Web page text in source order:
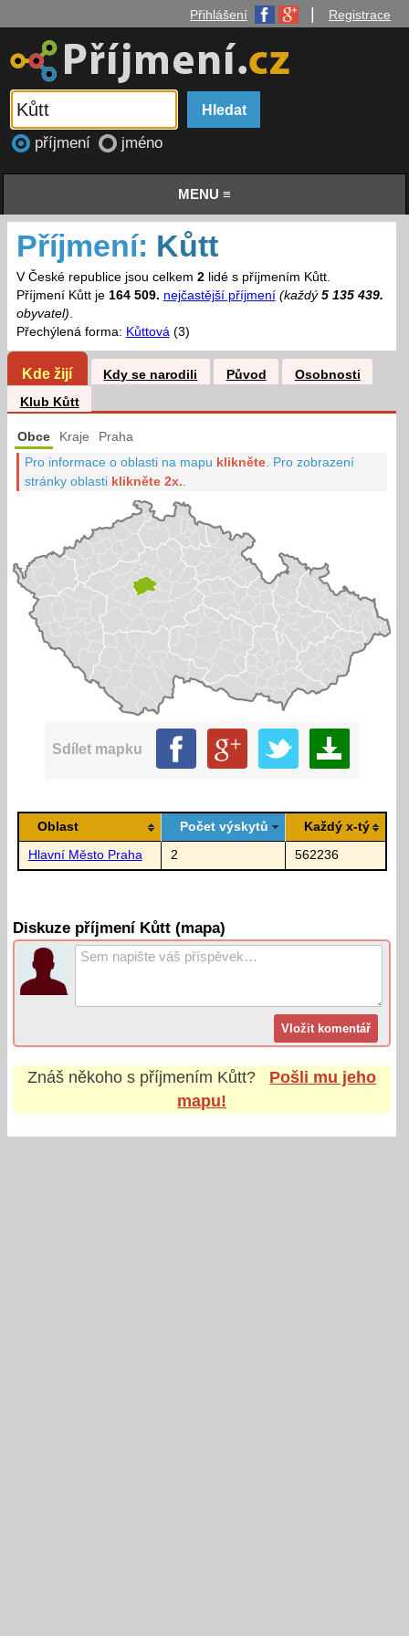
Přihlášení Registrace
příjmení jméno
MENU ≡
Příjmení: Kůtt
V České republice jsou celkem 2lidé s příjmením Kůtt.
Příjmení Kůtt je 164 509. nejčastější příjmení (každý 5 135 439.
obyvatel).
Přechýlená forma: Kůttová(3)
Kde žijí Kdy se narodili Původ
Osobnosti
Klub Kůtt
Obce Kraje Praha
Pro informace o oblasti na mapu klikněte Pro zobrazení
stránky oblasti klikněte 2x.
Sdílet mapku
Oblast Počet výskytů Každý x-tý
Hlavní Město Praha 2 562236
Diskuze příjmení Kůtt (mapa)
Znáš někoho s příjmením Kůtt?
Pošli mu jeho
mapu!